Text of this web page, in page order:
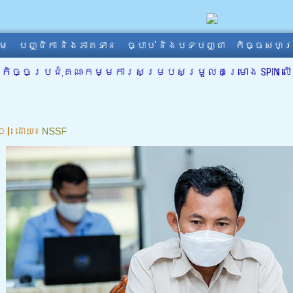
បញ្ជិកា និងភាគទាន ច្បាប់ និងបទបញ្ជា កិច្ចសហប្
កិច្ចប្រជុំគណៈកម្មការសម្របសម្រួលគម្រោង SPIN លើ
| ដោយ៖ NSSF